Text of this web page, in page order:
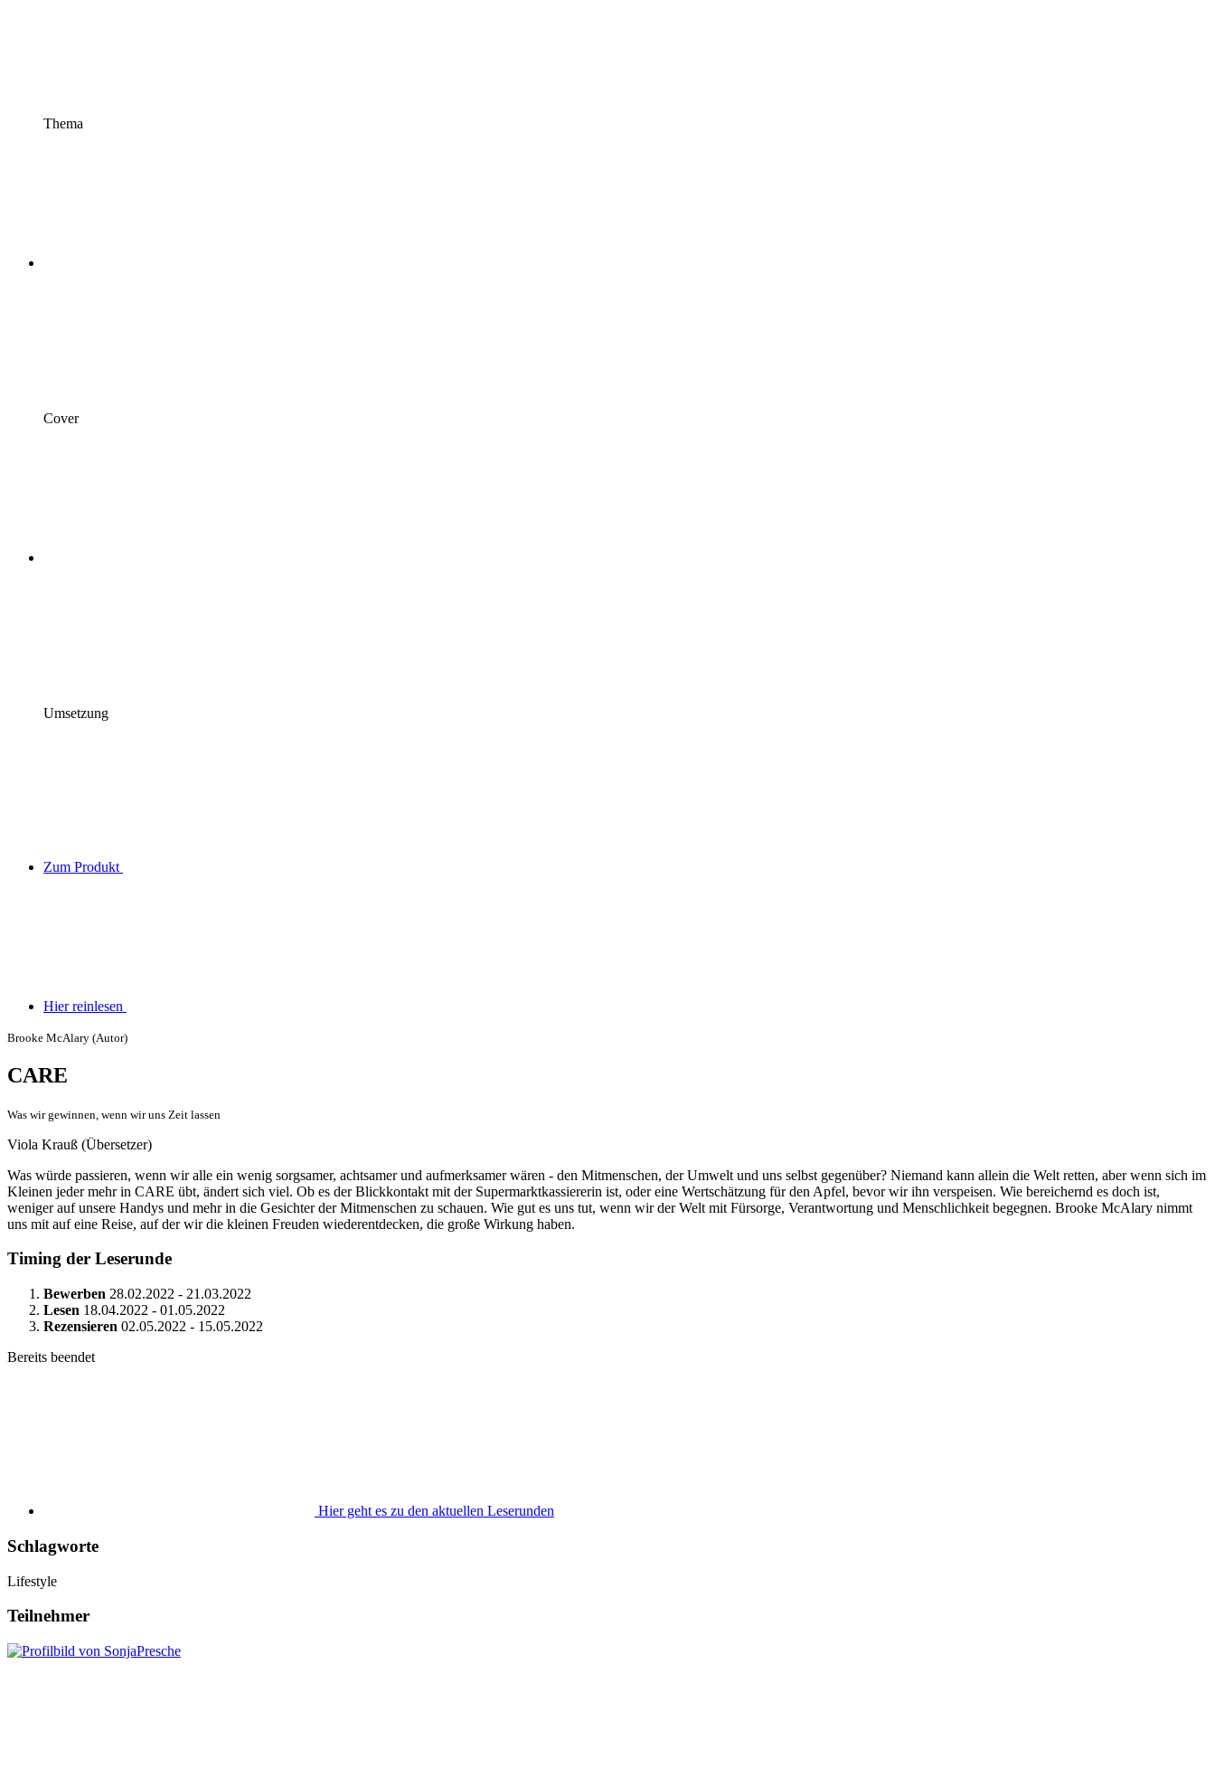
Thema
Cover
Umsetzung
Zum Produkt
Hier reinlesen
Brooke McAlary (Autor)
CARE
Was wir gewinnen, wenn wir uns Zeit lassen
Viola Krauß (Übersetzer)
Was würde passieren, wenn wir alle ein wenig sorgsamer, achtsamer und aufmerksamer wären - den Mitmenschen, der Umwelt und uns selbst gegenüber? Niemand kann allein die Welt retten, aber wenn sich im
Kleinen jeder mehr in CARE übt, ändert sich viel. Ob es der Blickkontakt mit der Supermarktkassiererin ist, oder eine Wertschätzung für den Apfel, bevor wir ihn verspeisen. Wie bereichernd es doch ist,
weniger auf unsere Handys und mehr in die Gesichter der Mitmenschen zu schauen. Wie gut es uns tut, wenn wir der Welt mit Fürsorge, Verantwortung und Menschlichkeit begegnen. Brooke McAlary nimmt
uns mit auf eine Reise, auf der wir die kleinen Freuden wiederentdecken, die große Wirkung haben.
Timing der Leserunde
Bewerben 28.02.2022 - 21.03.2022
Lesen 18.04.2022 - 01.05.2022
Rezensieren 02.05.2022 - 15.05.2022
Bereits beendet
Hier geht es zu den aktuellen Leserunden
Schlagworte
Lifestyle
Teilnehmer